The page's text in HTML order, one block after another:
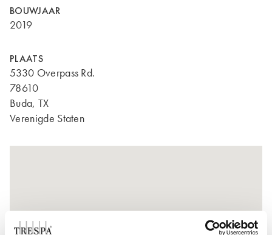
BOUWJAAR
2019
PLAATS
5330 Overpass Rd.
78610
Buda, TX
Verenigde Staten